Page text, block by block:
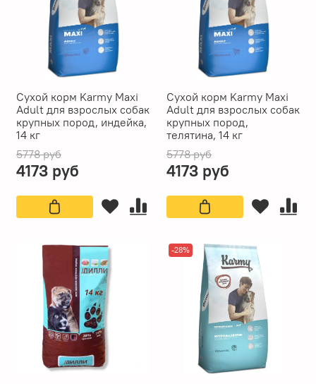
Сухой корм Karmy Maxi
Adult для взрослых собак
крупных пород, индейка,
14 кг
5778 руб
4173 руб
Сухой корм Karmy Maxi
Adult для взрослых собак
крупных пород,
телятина, 14 кг
5778 руб
4173 руб
-28%